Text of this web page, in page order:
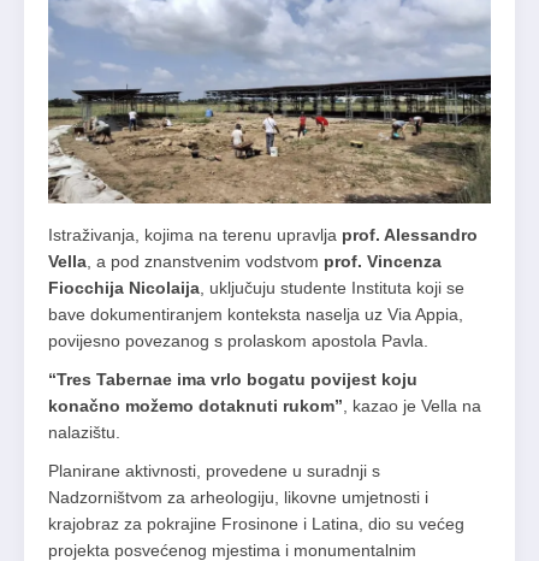
Istraživanja, kojima na terenu upravlja prof. Alessandro
Vella , a pod znanstvenim vodstvom prof. Vincenza
Fiocchija Nicolaija , uključuju studente Instituta koji se
bave dokumentiranjem konteksta naselja uz Via Appia,
povijesno povezanog s prolaskom apostola Pavla.
“Tres Tabernae ima vrlo bogatu povijest koju
konačno možemo dotaknuti rukom” , kazao je Vella na
nalazištu.
Planirane aktivnosti, provedene u suradnji s
Nadzorništvom za arheologiju, likovne umjetnosti i
krajobraz za pokrajine Frosinone i Latina, dio su većeg
projekta posvećenog mjestima i monumentalnim